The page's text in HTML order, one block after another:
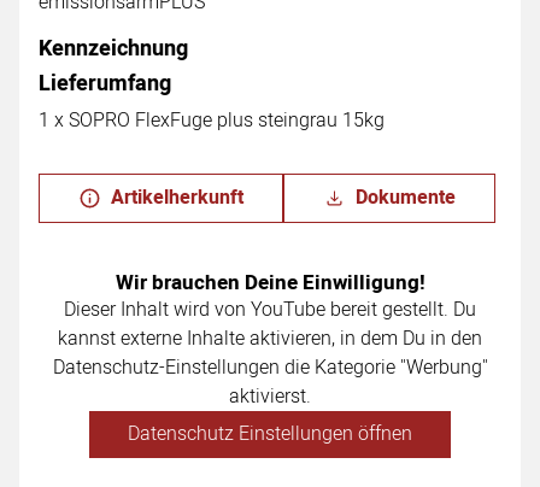
Kennzeichnung
Lieferumfang
1 x SOPRO FlexFuge plus steingrau 15kg
Artikelherkunft Dokumente
Wir brauchen Deine Einwilligung!
Dieser Inhalt wird von YouTube bereit gestellt. Du
kannst externe Inhalte aktivieren, in dem Du in den
Datenschutz-Einstellungen die Kategorie "Werbung"
aktivierst.
Datenschutz Einstellungen öffnen